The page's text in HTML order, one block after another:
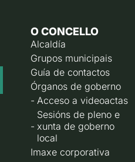
O CONCELLO
Alcaldía
Grupos municipais
Guía de contactos
Órganos de goberno
Acceso a videoactas
Sesións de pleno e
xunta de goberno
local
Imaxe corporativa